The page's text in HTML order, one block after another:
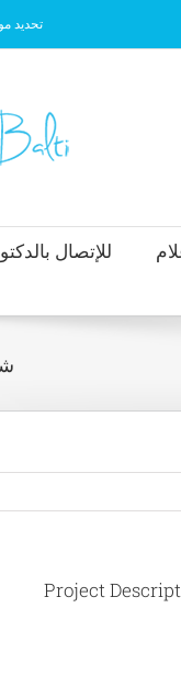
تحديد
للإتصال
Project